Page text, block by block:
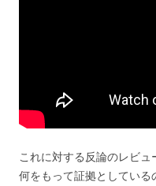
これに対する反論のレビュ
何をもって証拠としている